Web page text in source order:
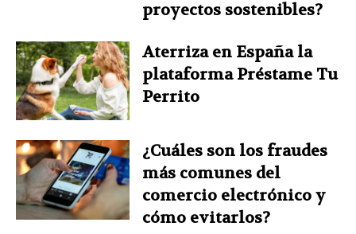
proyectos sostenibles?
Aterriza en España la
plataforma Préstame Tu
Perrito
¿Cuáles son los fraudes
más comunes del
comercio electrónico y
cómo evitarlos?